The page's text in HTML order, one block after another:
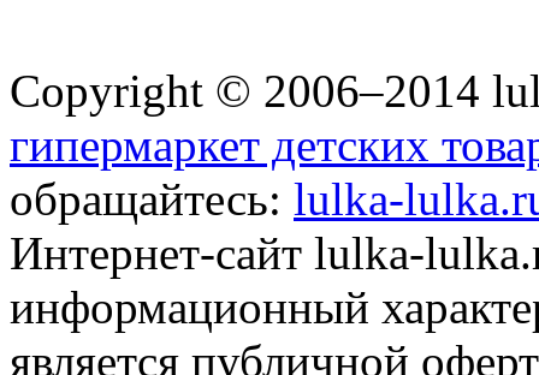
Copyright © 2006–2014
гипермаркет детских
обращайтесь: lulka-
Интернет-сайт lulka-
информационный
является публичной